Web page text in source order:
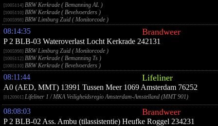
[1005114] BRW Kerkrade ( Bemanning AL )
[1005110] BRW Kerkrade ( Bevelvoerders )
[1005998] BRW Limburg Zuid ( Monitorcode )
08:14:35 Brandweer
P 2 BLB-03 Wateroverlast Locht Kerkrade 242131
[1005998] BRW Limburg Zuid ( Monitorcode )
[1005112] BRW Kerkrade ( Bemanning Ts )
[1005110] BRW Kerkrade ( Bevelvoerders )
08:11:44 Lifeliner
A0 (AED, MMT) 13991 Tussen Meer 1069 Amsterdam 76252
[0120901] Lifeliner 1 / MKA Veiligheidsregio Amsterdam-Amstelland (MMT 901)
08:08:03 Brandweer
P 2 BLB-02 Ass. Ambu (tilassistentie) Heufke Roggel 234231